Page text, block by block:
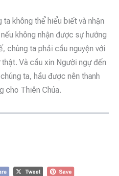
không thể hiểu biết và nhận
không nhận được sự hướng
chúng ta phải cầu nguyện với
Và cầu xin Người ngự đến
ta, hầu được nên thanh
cho Thiên Chúa.